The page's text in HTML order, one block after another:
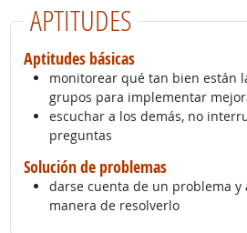
APTITUDES
Aptitudes básicas
monitorear qué tan bien están
grupos para implementar
escuchar a los demás, no
preguntas
Solución de problemas
darse cuenta de un problema y
manera de resolverlo